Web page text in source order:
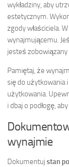
wykładziny, aby
estetycznym.
zgody właściciela.
wynajmującemu.
jesteś zobowiązany
Pamiętaj, że
się do użytkowania
użytkowania.
i dbaj o podłogę,
wynajmie
Dokumentuj stan